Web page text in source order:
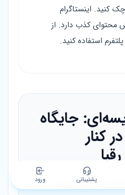
کنید. اینستاگرام
محتوای کذب دارد. از
استفاده کنید.
جایگاه
کنار
اینستاگرام در سال ۱۴۰۵ کجای بازار است؟
پشتیبانی ورود